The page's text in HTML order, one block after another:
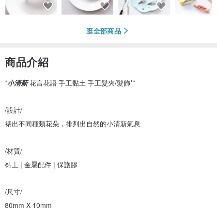
逛全部商品
商品介紹
*小清新花言花語 手工黏土 手工髮夾/髮飾**
/設計/
裱出不同種類花朵，排列出自然的小清新氣息
/材質/
黏土 | 金屬配件 | 保護膠
/尺寸/
80mm X 10mm